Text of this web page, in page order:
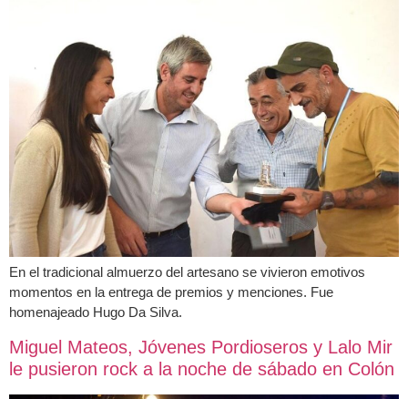
En el tradicional almuerzo del artesano se vivieron emotivos
momentos en la entrega de premios y menciones. Fue
homenajeado Hugo Da Silva.
Miguel Mateos, Jóvenes Pordioseros y Lalo Mir
le pusieron rock a la noche de sábado en Colón